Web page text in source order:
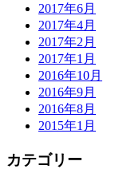
2017年6月
2017年4月
2017年2月
2017年1月
2016年10月
2016年9月
2016年8月
2015年1月
カテゴリー